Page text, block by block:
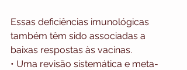
Essas deficiências imunológicas
também têm sido associadas a
baixas respostas às vacinas.
• Uma revisão sistemática e meta-